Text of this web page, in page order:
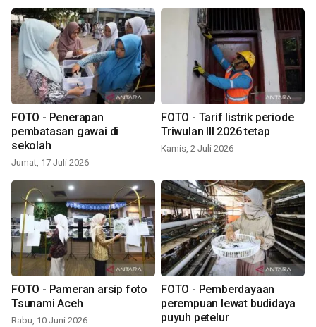
FOTO - Penerapan
pembatasan gawai di
sekolah
Jumat, 17 Juli 2026
FOTO - Tarif listrik periode
Triwulan III 2026 tetap
Kamis, 2 Juli 2026
FOTO - Pameran arsip foto
Tsunami Aceh
Rabu, 10 Juni 2026
FOTO - Pemberdayaan
perempuan lewat budidaya
puyuh petelur